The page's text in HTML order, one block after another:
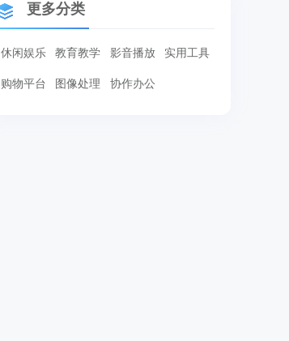
更多分类
休闲娱乐 教育教学 影音播放 实用工具
购物平台 图像处理 协作办公